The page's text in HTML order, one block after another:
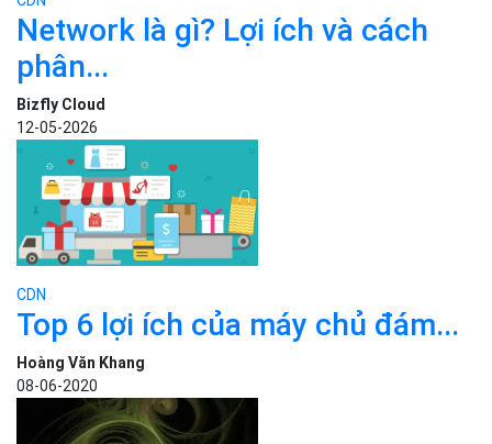
Network là gì? Lợi ích và cách
phân...
Bizfly Cloud
12-05-2026
CDN
Top 6 lợi ích của máy chủ đám...
Hoàng Văn Khang
08-06-2020